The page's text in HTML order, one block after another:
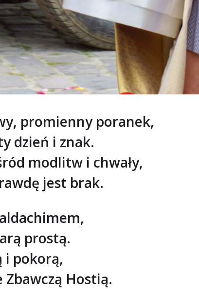
promienny poranek,
dzień i znak.
modlitw i chwały,
jest brak.
prostą.
i pokorą,
Zbawczą Hostią.